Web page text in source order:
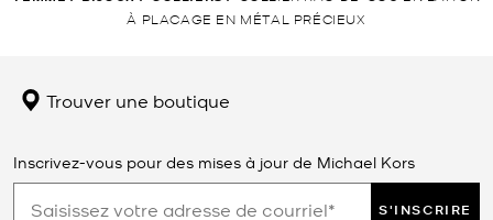
À PLACAGE EN MÉTAL PRÉCIEUX
Trouver une boutique
Inscrivez-vous pour des mises à jour de Michael Kors
S'INSCRIRE